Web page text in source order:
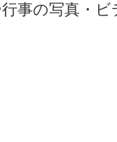
事の写真・ビ